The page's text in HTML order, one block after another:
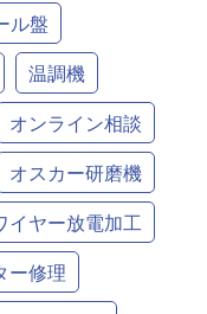
ル盤
温調機
オンライン相談
オスカー研磨機
イヤー放電加工
ー修理